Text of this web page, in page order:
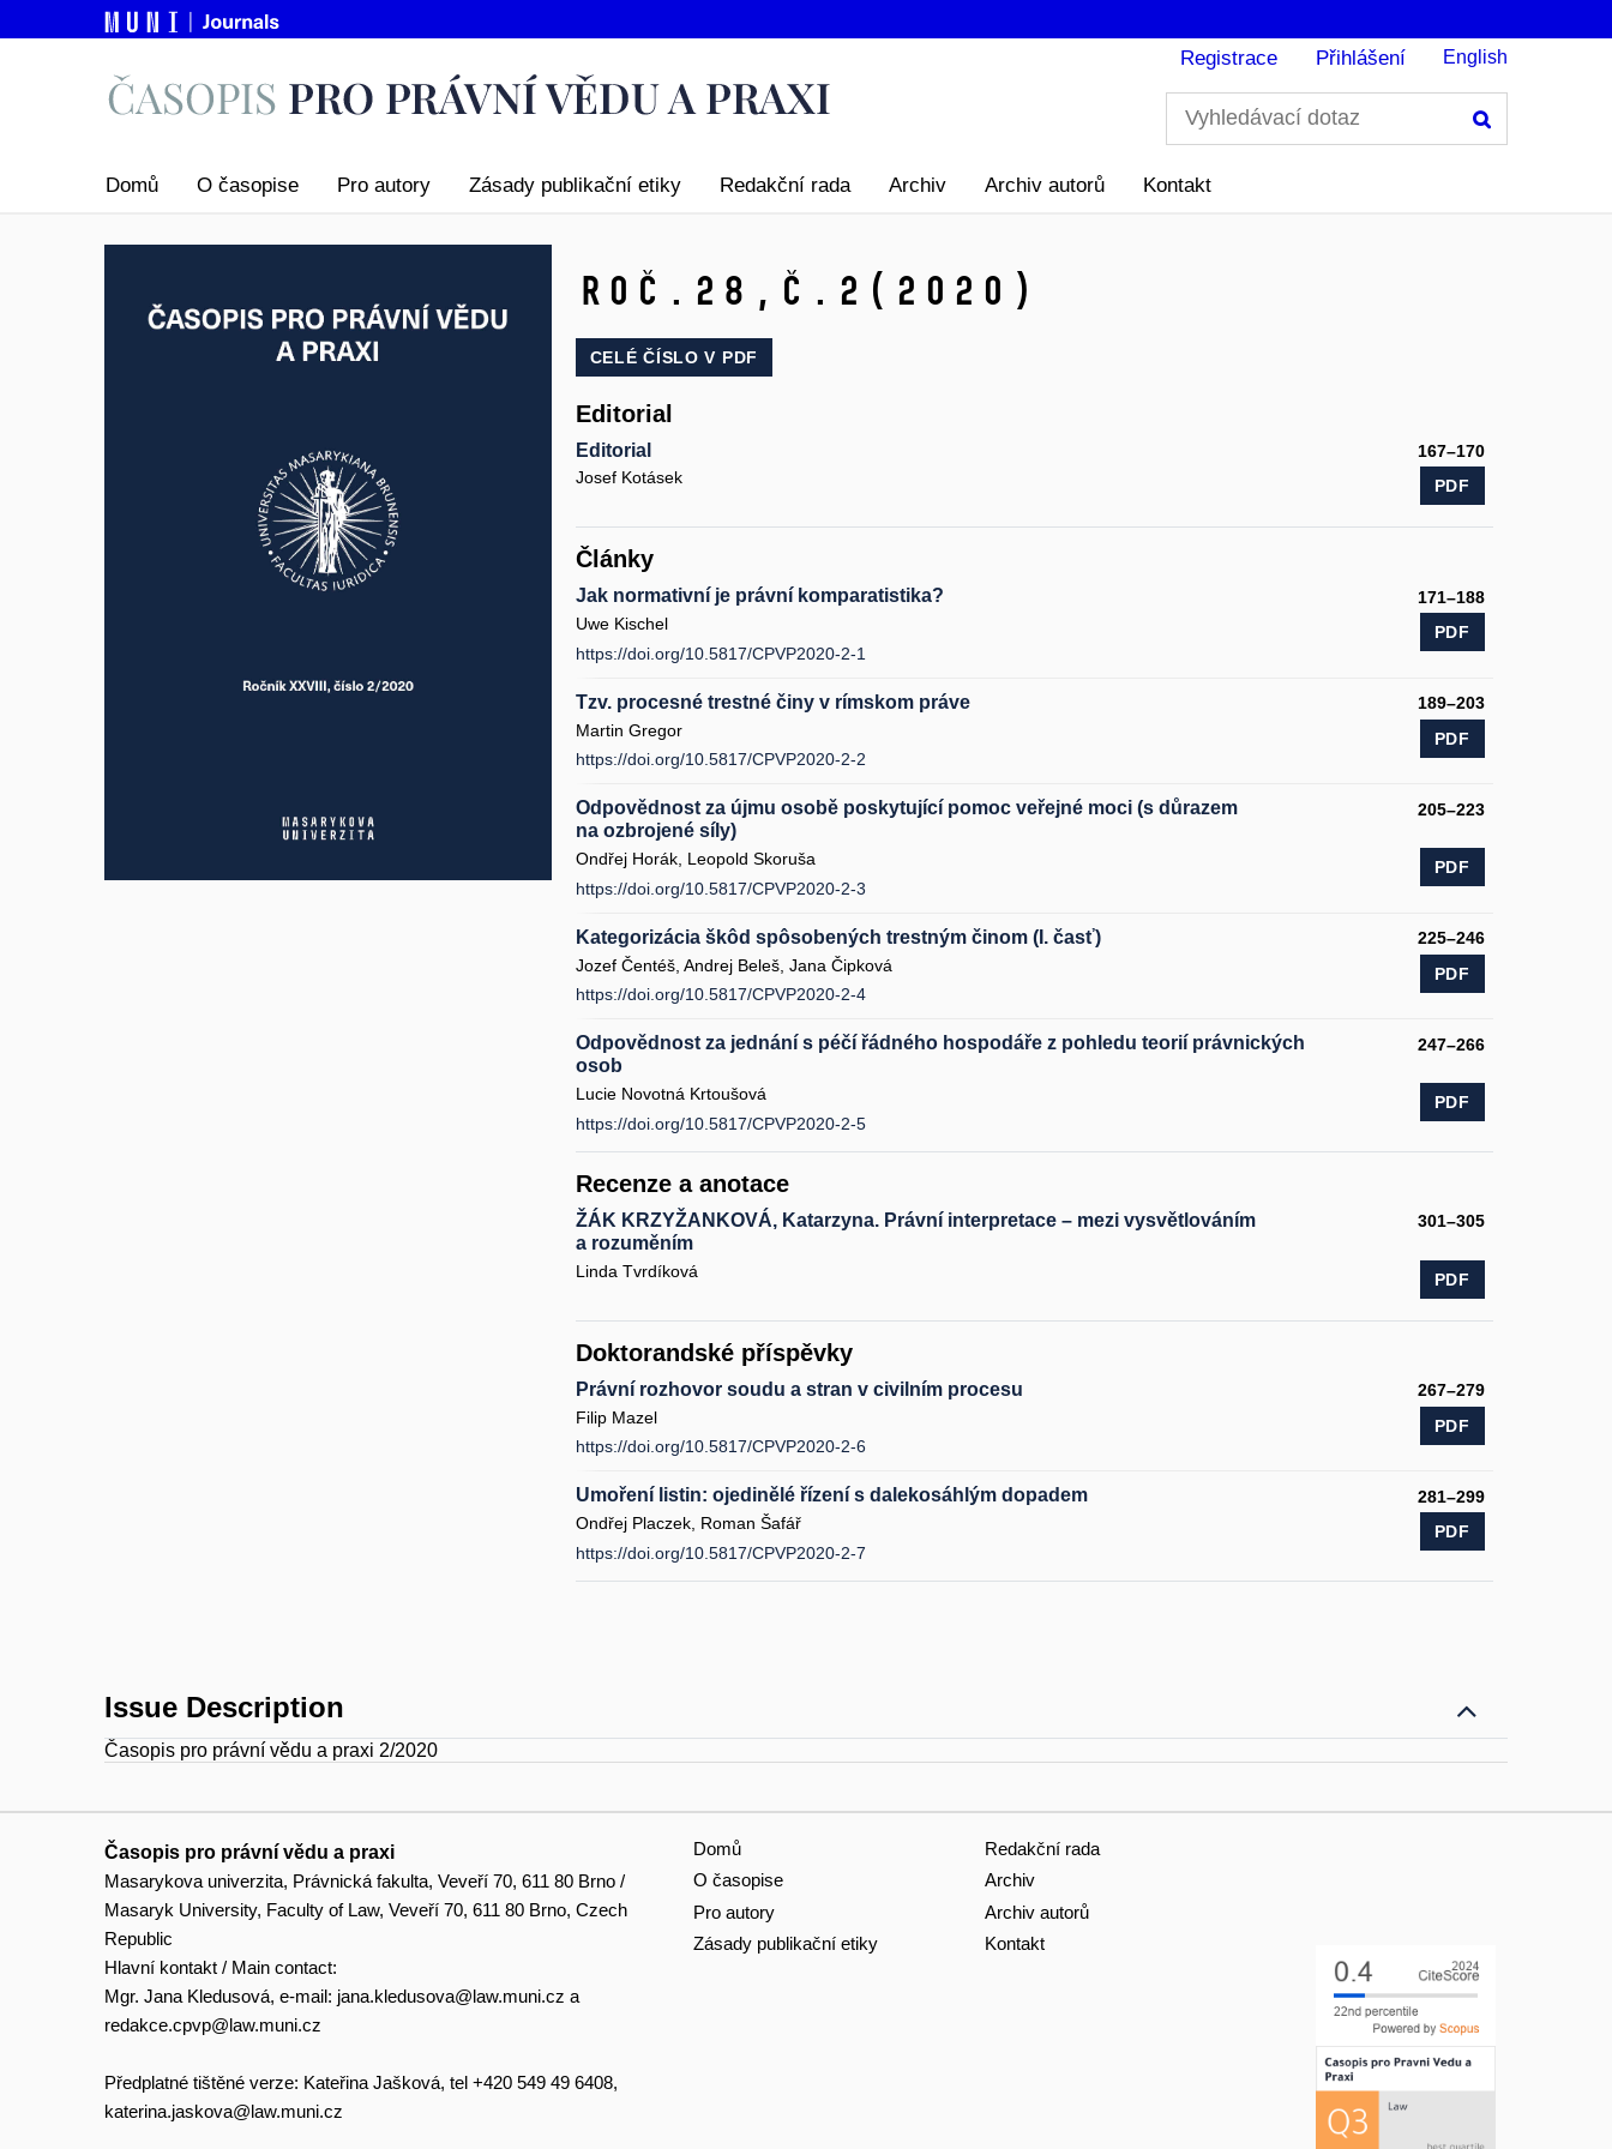
Registrace Přihlášení English
Domů O časopise Pro autory Zásady publikační etiky Redakční rada Archiv Archiv autorů Kontakt
Roč.28, č.2 (2020)
CELÉ ČÍSLO V PDF
Editorial
Editorial
167–170
Josef Kotásek
PDF
Články
Jak normativní je právní komparatistika?
171–188
Uwe Kischel
https://doi.org/10.5817/CPVP2020-2-1
PDF
Tzv. procesné trestné činy v rímskom práve
189–203
Martin Gregor
https://doi.org/10.5817/CPVP2020-2-2
PDF
Odpovědnost za újmu osobě poskytující pomoc veřejné moci (s důrazem
na ozbrojené síly)
205–223
Ondřej Horák, Leopold Skoruša
https://doi.org/10.5817/CPVP2020-2-3
PDF
Kategorizácia škôd spôsobených trestným činom (I. časť)
225–246
Jozef Čentéš, Andrej Beleš, Jana Čipková
https://doi.org/10.5817/CPVP2020-2-4
PDF
Odpovědnost za jednání s péčí řádného hospodáře z pohledu teorií právnických
osob
247–266
Lucie Novotná Krtoušová
https://doi.org/10.5817/CPVP2020-2-5
PDF
Recenze a anotace
ŽÁK KRZYŽANKOVÁ, Katarzyna. Právní interpretace – mezi vysvětlováním
a rozuměním
301–305
Linda Tvrdíková PDF
Doktorandské příspěvky
Právní rozhovor soudu a stran v civilním procesu
267–279
Filip Mazel
https://doi.org/10.5817/CPVP2020-2-6
PDF
Umoření listin: ojedinělé řízení s dalekosáhlým dopadem
281–299
Ondřej Placzek, Roman Šafář
https://doi.org/10.5817/CPVP2020-2-7
PDF
Issue Description
Časopis pro právní vědu a praxi 2/2020
Časopis pro právní vědu a praxi
Masarykova univerzita, Právnická fakulta, Veveří 70, 611 80 Brno /
Masaryk University, Faculty of Law, Veveří 70, 611 80 Brno, Czech
Republic
Hlavní kontakt / Main contact:
Mgr. Jana Kledusová, e-mail: jana.kledusova@law.muni.cz a
redakce.cpvp@law.muni.cz
Předplatné tištěné verze: Kateřina Jašková, tel +420 549 49 6408,
katerina.jaskova@law.muni.cz
Domů
O časopise
Pro autory
Zásady publikační etiky
Redakční rada
Archiv
Archiv autorů
Kontakt